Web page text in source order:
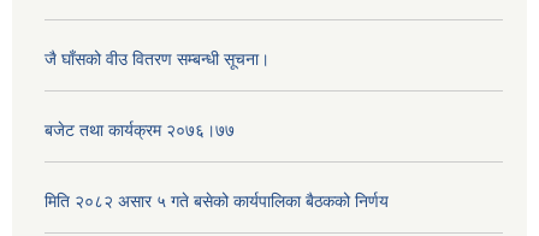
जै घाँसको वीउ वितरण सम्बन्धी सूचना।
बजेट तथा कार्यक्रम २०७६।७७
मिति २०८२ असार ५ गते बसेको कार्यपालिका बैठकको निर्णय